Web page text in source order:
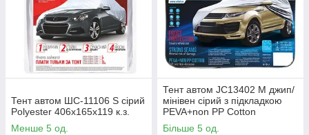
Тент автом ШC-11106 S сірий
Polyester 406х165х119 к.з.
Менше 5 од.
Тент автом JC13402 M джип/
мінівен сірий з підкладкою
PEVA+non PP Cotton
432х185х145 к.з.
Більше 5 од.